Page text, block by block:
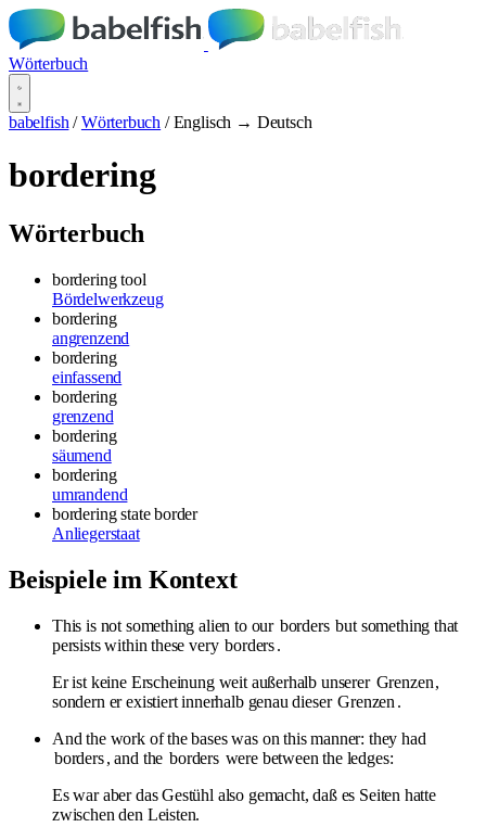
Wörterbuch
babelfish / Wörterbuch / Englisch → Deutsch
bordering
Wörterbuch
bordering tool
Bördelwerkzeug
bordering
angrenzend
bordering
einfassend
bordering
grenzend
bordering
säumend
bordering
umrandend
bordering state border
Anliegerstaat
Beispiele im Kontext
This is not something alien to our borders but something that
persists within these very borders.
Er ist keine Erscheinung weit außerhalb unserer Grenzen,
sondern er existiert innerhalb genau dieser Grenzen .
And the work of the bases was on this manner: they had
borders, and the borders were between the ledges:
Es war aber das Gestühl also gemacht, daß es Seiten hatte
zwischen den Leisten.